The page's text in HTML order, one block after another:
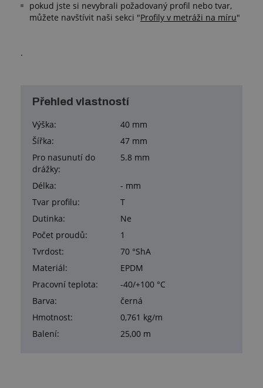
​pokud jste si nevybrali požadovaný profil nebo tvar,
můžete navštívit naši sekci "Profily v metráži na míru"
.
Přehled vlastností
Výška:
40 mm
Šířka:
47 mm
Pro nasunutí do
drážky:
5.8 mm
Délka:
- mm
Tvar profilu:
T
Dutinka:
Ne
Počet proudů:
1
Tvrdost:
70 °ShA
Materiál:
EPDM
Pracovní teplota:
-40/+100 °C
Barva:
černá
Hmotnost:
0,761 kg/m
Balení:
25,00 m